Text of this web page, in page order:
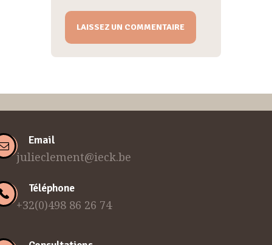
Email
julieclement@ieck.be
Téléphone
+32(0)498 86 26 74